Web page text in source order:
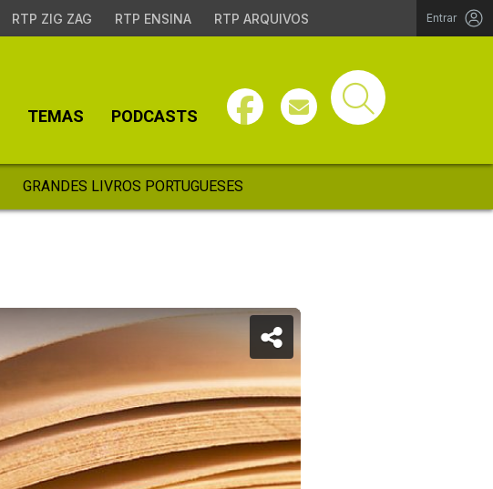
RTP ZIG ZAG RTP ENSINA RTP ARQUIVOS Entrar
TEMAS PODCASTS
GRANDES LIVROS PORTUGUESES